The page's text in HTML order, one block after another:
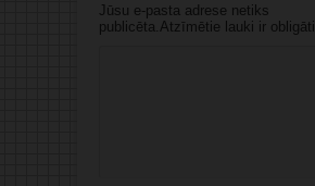
Jūsu e-pasta adrese netiks
publicēta.Atzīmētie lauki ir obligāti